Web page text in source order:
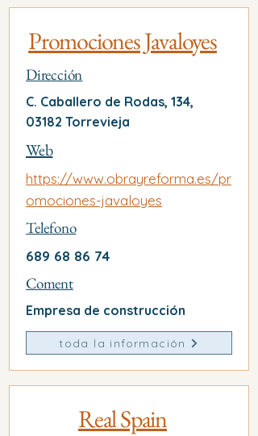
Promociones Javaloyes
Dirección
C. Caballero de Rodas, 134,
03182 Torrevieja
Web
https://www.obrayreforma.es/pr
omociones-javaloyes
Telefono
689 68 86 74
Coment
Empresa de construcción
toda la información
Real Spain